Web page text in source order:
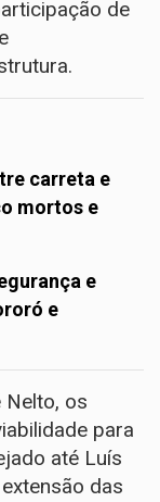
de
carreta e
mortos e
e
e
os
para
até Luís
das